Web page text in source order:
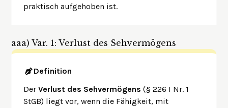
praktisch aufgehoben ist.
aaa) Var. 1: Verlust des Sehvermögens
Definition
DerVerlust des Sehvermögens (§ 226 I Nr. 1
StGB) liegt vor, wenn die Fähigkeit, mit